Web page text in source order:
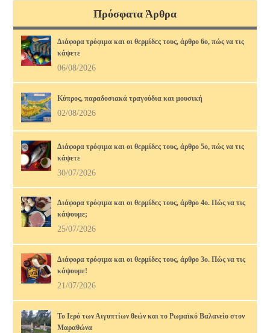
Πρόσφατα Άρθρα
Διάφορα τρόφιμα και οι θερμίδες τους, άρθρο 6ο, πώς να τις
κάψετε
06/08/2026
Κύπρος, παραδοσιακά τραγούδια και μουσική
02/08/2026
Διάφορα τρόφιμα και οι θερμίδες τους, άρθρο 5ο, πώς να τις
κάψετε
30/07/2026
Διάφορα τρόφιμα και οι θερμίδες τους, άρθρο 4ο. Πώς να τις
κάψουμε;
25/07/2026
Διάφορα τρόφιμα και οι θερμίδες τους, άρθρο 3ο. Πώς να τις
κάψουμε!
21/07/2026
Το Ιερό των Αιγυπτίων θεών και το Ρωμαϊκό Βαλανείο στον
Μαραθώνα